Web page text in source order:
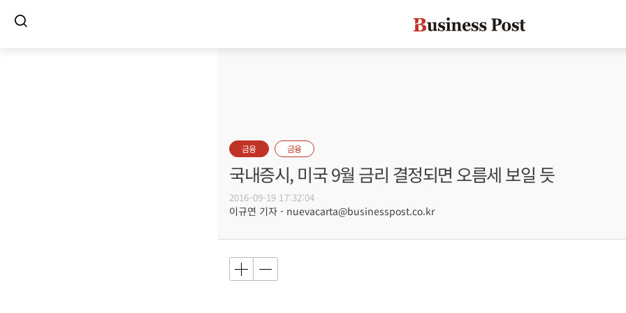
금융 금융
국내증시, 미국 9월 금리 결정되면 오름세 보일 듯
2016-09-19 17:32:04
이규연 기자 - nuevacarta@businesspost.co.kr